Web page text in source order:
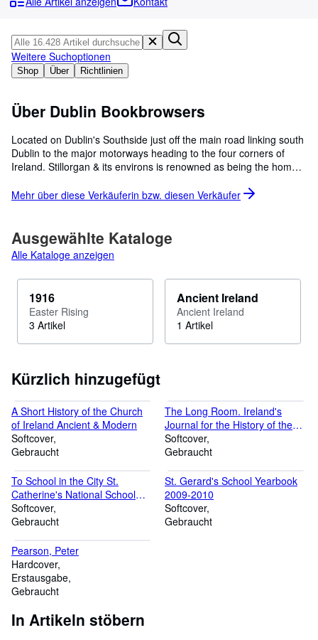
Kunst & Sammlerstücke
Verkäufer
Hilfe
SCHLIESSEN
Shop Über Richtlinien
Weitere Suchoptionen
Über Dublin Bookbrowsers
Located on Dublin's Southside just off the main road linking south
Dublin to the major motorways heading to the four corners of
Ireland. Stillorgan & its environs is renowned as being the home
Samuel Beckett, Brian O'Nolan (Flann O'Brien) & more. In nearby
editors were Jack & W.B.Yeats,Patrick Kavanagh, John M.Synge,
Lady Gregory and many other famous Irish writers.
Mehr über diese Verkäuferin bzw. diesen Verkäufer
Ausgewählte Kataloge
Alle Kataloge anzeigen
1916
Easter Rising
3 Artikel
Ancient Ireland
Ancient Ireland
1 Artikel
Kürzlich hinzugefügt
A Short History of the Church
of Ireland Ancient & Modern
Softcover
Gebraucht
The Long Room. Ireland's
Journal for the History of the
Book
Softcover
Gebraucht
To School in the City St.
Catherine's National School
Donore Avenue, Dublin A Local
History
Softcover
Gebraucht
St. Gerard's School Yearbook
2009-2010
Softcover
Gebraucht
Pearson, Peter
Hardcover
Erstausgabe
Gebraucht
In Artikeln stöbern